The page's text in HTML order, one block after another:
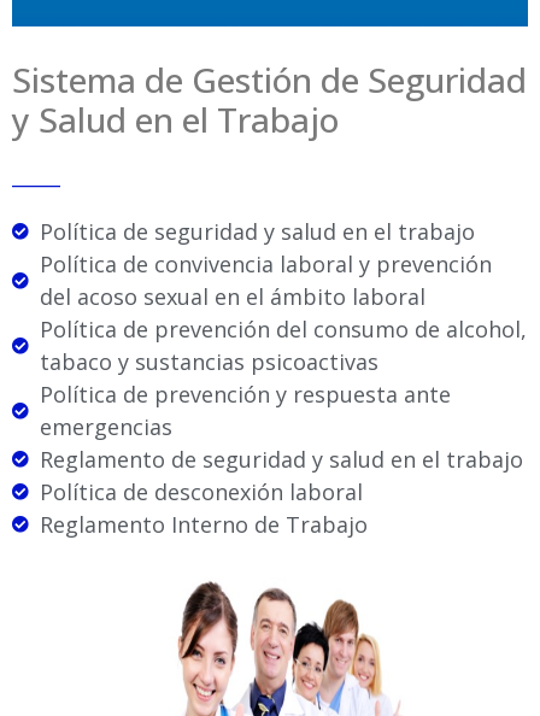
Sistema de Gestión de Seguridad
y Salud en el Trabajo
Política de seguridad y salud en el trabajo
Política de convivencia laboral y prevención
del acoso sexual en el ámbito laboral
Política de prevención del consumo de alcohol,
tabaco y sustancias psicoactivas
Política de prevención y respuesta ante
emergencias
Reglamento de seguridad y salud en el trabajo
Política de desconexión laboral
Reglamento Interno de Trabajo